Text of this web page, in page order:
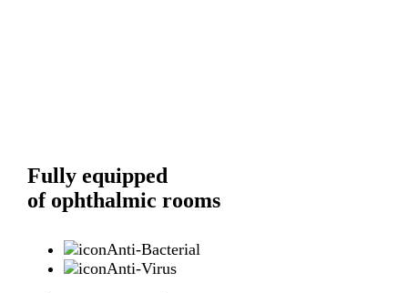
Fully equipped
of ophthalmic rooms
Anti-Bacterial
Anti-Virus